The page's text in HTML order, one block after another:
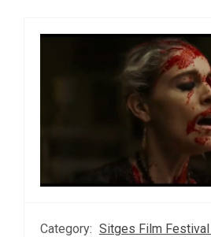
Category: Sitges Film